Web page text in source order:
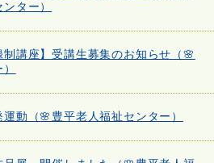
ター）
講座】受講生募集のお知らせ（🌸
動（🌸豊平老人福祉センター）